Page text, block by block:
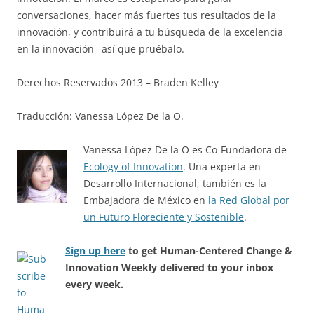
conversaciones, hacer más fuertes tus resultados de la
innovación, y contribuirá a tu búsqueda de la excelencia
en la innovación –así que pruébalo.
Derechos Reservados 2013 – Braden Kelley
Traducción: Vanessa López De la O.
Vanessa López De la O es Co-Fundadora de
Ecology of Innovation. Una experta en
Desarrollo Internacional, también es la
Embajadora de México en la Red Global por
un Futuro Floreciente y Sostenible.
Sign up here to get Human-Centered Change &
Innovation Weekly delivered to your inbox
every week.